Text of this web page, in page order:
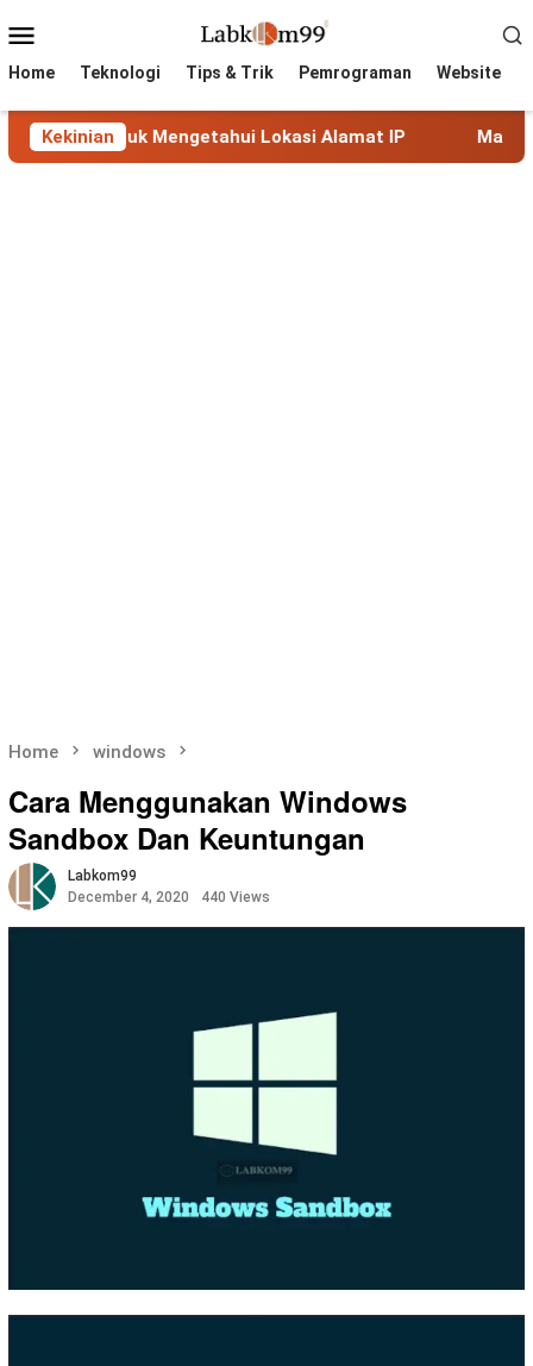
to
Menu
Home Teknologi Tips & Trik Pemrograman Website
Kekinian
Mengetahui Lokasi Alamat IP MaxMind GeoLite:
Home windows
Cara Menggunakan Windows
Sandbox Dan Keuntungan
Labkom99
December 4, 2020
440 Views